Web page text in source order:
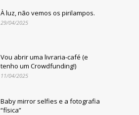
À luz, não vemos os pirilampos.
29/04/2025
Vou abrir uma livraria-café (e
tenho um Crowdfunding!)
11/04/2025
Baby mirror selfies e a fotografia
“física”